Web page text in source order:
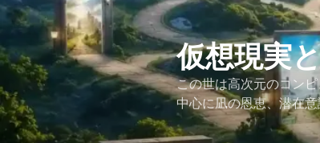
コ
テ
ン
ツ
へ
ス
仮想現実
この世は高次元のコン
中心に凪の恩恵、潜在